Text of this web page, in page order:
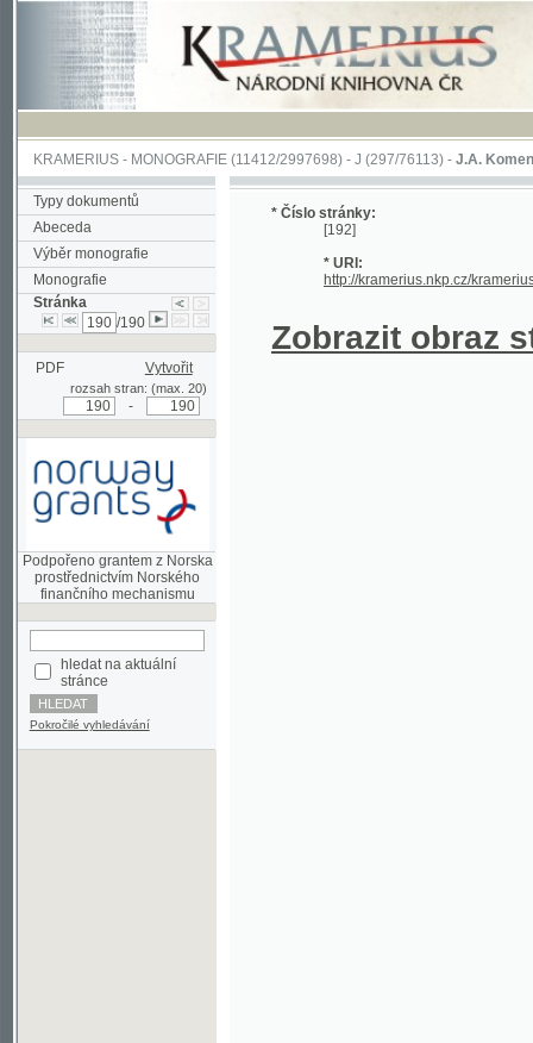
KRAMERIUS-MONOGRAFIE(11412/2997698) -J (297/76113)-J.A. Komenského
Typy dokumentů
Abeceda
Výběr monografie
Monografie
Stránka
/190
PDF Vytvořit
rozsah stran: (max. 20)
Podpořeno grantem z Norska
prostřednictvím Norského
hledat na aktuální
stránce
Pokročilé vyhledávání
* Číslo stránky:
[192]
* URI:
http://kramerius.nkp.cz/kramerius/